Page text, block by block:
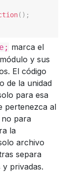
( ) ;
marca el
y sus
El código
de la unidad
para esa
pertenezca al
para
la
archivo
separa
privadas.